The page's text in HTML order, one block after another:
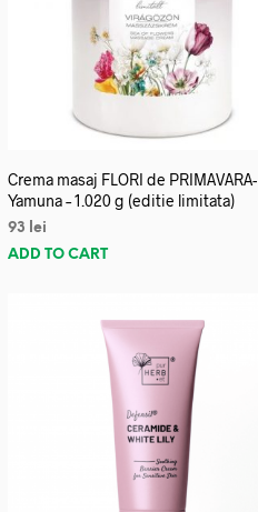
Crema masaj FLORI de PRIMAVARA-
Yamuna – 1.020 g (editie limitata)
93
lei
ADD TO CART